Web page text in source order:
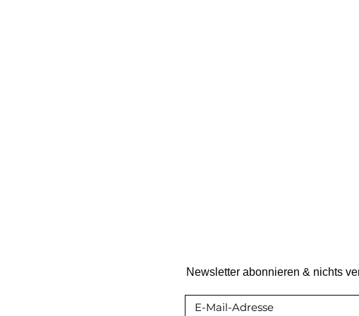
Newsletter abonnieren & nichts